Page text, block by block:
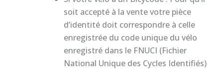
soit accepté à la vente votre pièce
d’identité doit correspondre à celle
enregistrée du code unique du vélo
enregistré dans le FNUCI (Fichier
National Unique des Cycles Identifiés)